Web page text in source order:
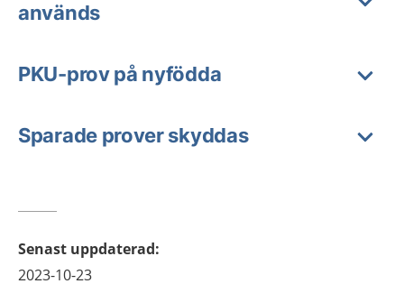
används
PKU-prov på nyfödda
Sparade prover skyddas
Senast uppdaterad:
2023-10-23